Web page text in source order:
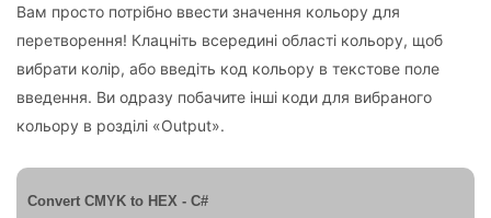
Вам просто потрібно ввести значення кольору для
перетворення! Клацніть всередині області кольору, щоб
вибрати колір, або введіть код кольору в текстове поле
введення. Ви одразу побачите інші коди для вибраного
кольору в розділі «Output».
Convert CMYK to HEX - C#